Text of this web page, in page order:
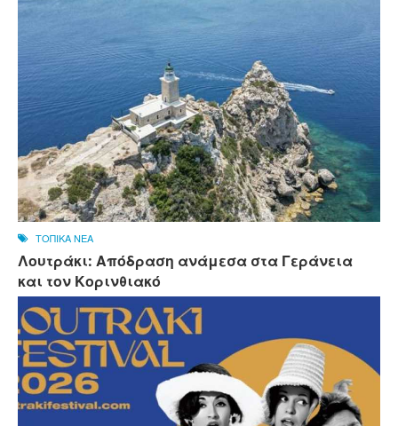
ΤΟΠΙΚΑ ΝΕΑ
Λουτράκι: Απόδραση ανάμεσα στα Γεράνεια
και τον Κορινθιακό